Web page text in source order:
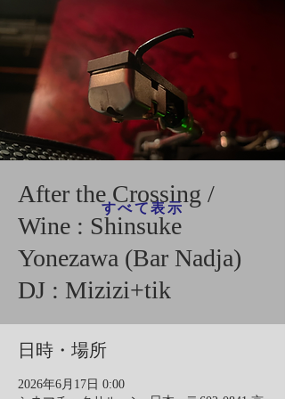
After the Crossing /
Wine : Shinsuke
Yonezawa (Bar Nadja)
DJ : Mizizi+tik
日時・場所
2026年6月17日 0:00
すべて表示